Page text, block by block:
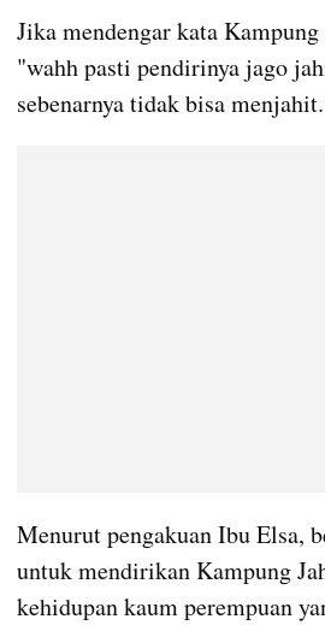
Jika mendengar kata
"wahh pasti pendirinya jago
sebenarnya tidak bisa menjahit.
Menurut pengakuan Ibu Elsa,
untuk mendirikan Kampung
kehidupan kaum perempuan